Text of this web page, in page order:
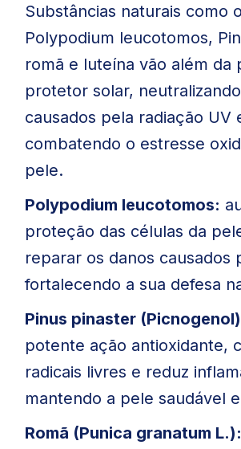
Substâncias naturais como
Polypodium leucotomos,
romã e luteína vão além da
protetor solar,
causados pela radiação UV
combatendo o estresse
pele.
Polypodium leucotomos:
proteção das células da
reparar os danos causados
fortalecendo a sua defesa
Pinus pinaster
potente ação antioxidante,
radicais livres e reduz
mantendo a pele saudável
Romã (Punica granatum L.):